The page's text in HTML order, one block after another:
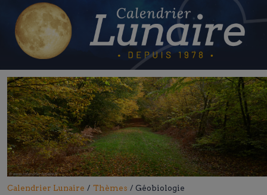
content
Calendrier Lunaire / Thèmes / Géobiologie